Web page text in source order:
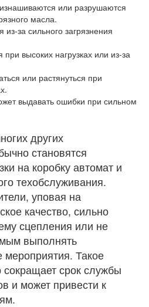
или разрушаются
масла.
из-за сильного загрязнения
высоких нагрузках или из-за
или растянуться при
выдавать ошибки при сильном
других
становятся
на коробку автомат и
техобслуживания.
уповая на
качество, сильно
сцепления или не
выполнять
мероприятия. Такое
срок службы
и может привести к